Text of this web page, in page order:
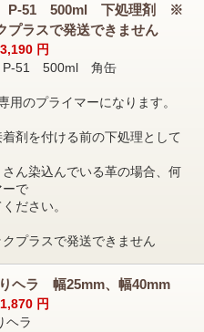
P-51 500ml 下処理剤 ※
プラスで発送できません
3,190 円
P-51 500ml 角缶
用のプライマーになります。
剤を付ける前の下処理として
ん染込んでいる革の場合、何
ーで
ださい。
プラスで発送できません
ヘラ 幅25mm、幅40mm
1,870 円
ヘラ